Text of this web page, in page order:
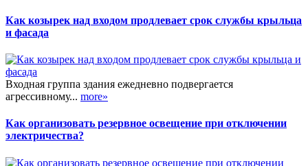
Как козырек над входом продлевает срок службы крыльца
и фасада
Входная группа здания ежедневно подвергается
агрессивному... more»
Как организовать резервное освещение при отключении
электричества?